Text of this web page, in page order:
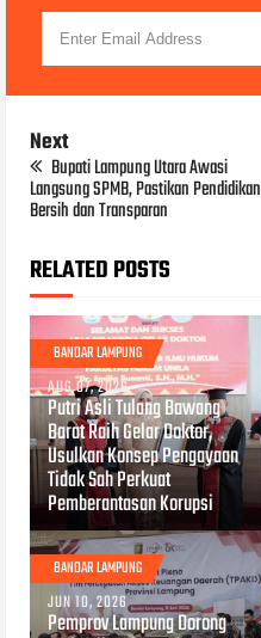
Next
Bupati Lampung Utara Awasi
Langsung SPMB, Pastikan Pendidikan
Bersih dan Transparan
RELATED POSTS
BANDAR LAMPUNG
AUG 07, 2026
Putri Asli Tulang Bawang
Barat Raih Gelar Doktor,
Usulkan Konsep Pengayaan
Tidak Sah Perkuat
Pemberantasan Korupsi
BANDAR LAMPUNG
JUN 10, 2026
Pemprov Lampung Dorong